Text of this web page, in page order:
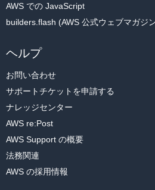
    results = ntm_predictor.predict(item)
    predictions.append(np.array([prediction['topi
s']]))
predictions =
x in predictions])
成功しました。 これで、モデルの出力
AWS での JavaScript
builders.flash (AWS 公式ウェブマガジ
ヘルプ
お問い合わせ
サポートチケットを申請する
ナレッジセンター
AWS re:Post
AWS Support の概要
法務関連
AWS の採用情報